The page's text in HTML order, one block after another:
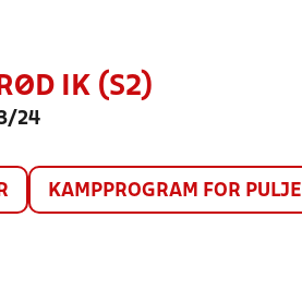
IK (S2)
24
KAMPPROGRAM FOR PULJE